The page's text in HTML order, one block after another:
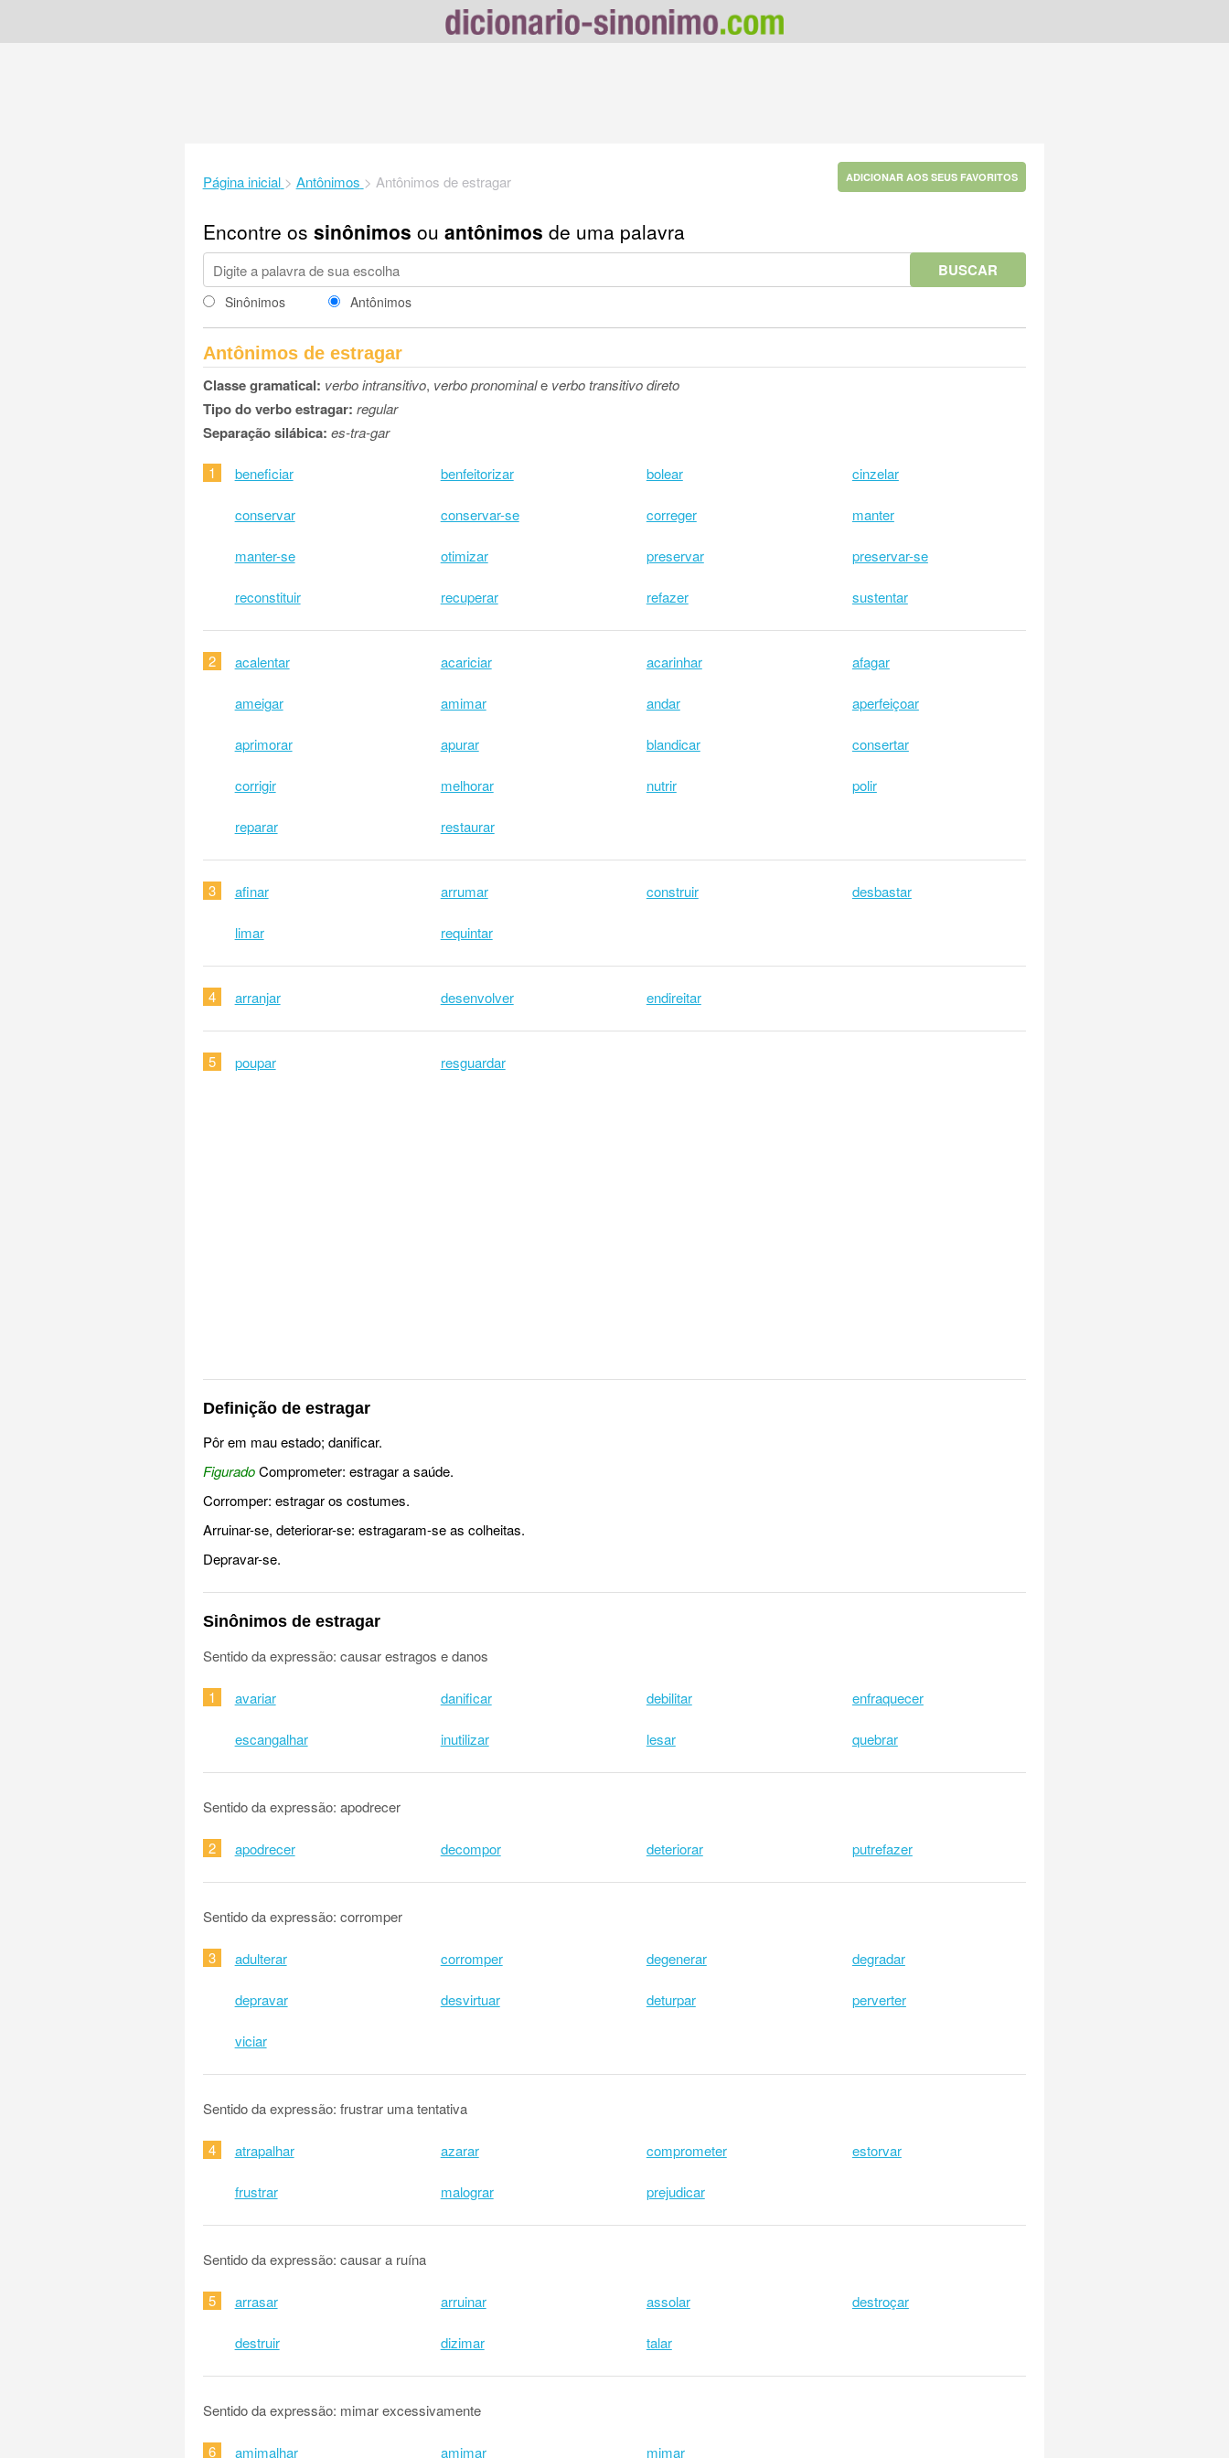
Página inicial > Antônimos > Antônimos de estragar ADICIONAR AOS SEUS FAVORITOS
Encontre os sinônimos ou antônimos de uma palavra
BUSCAR
Sinônimos Antônimos
Antônimos de estragar
Classe gramatical: verbo intransitivo, verbo pronominale verbo transitivo direto
Tipo do verbo estragar: regular
Separação silábica: es-tra-gar
1 beneficiar benfeitorizar bolear cinzelar
conservar conservar-se correger manter
manter-se otimizar preservar preservar-se
reconstituir recuperar refazer sustentar
2 acalentar acariciar acarinhar afagar
ameigar amimar andar aperfeiçoar
aprimorar apurar blandicar consertar
corrigir melhorar nutrir polir
reparar restaurar
3 afinar arrumar construir desbastar
limar requintar
4 arranjar desenvolver endireitar
5 poupar resguardar
Definição de estragar
Pôr em mau estado; danificar.
FiguradoComprometer: estragar a saúde.
Corromper: estragar os costumes.
Arruinar-se, deteriorar-se: estragaram-se as colheitas.
Depravar-se.
Sinônimos de estragar
Sentido da expressão: causar estragos e danos
1 avariar danificar debilitar enfraquecer
escangalhar inutilizar lesar quebrar
Sentido da expressão: apodrecer
2 apodrecer decompor deteriorar putrefazer
Sentido da expressão: corromper
3 adulterar corromper degenerar degradar
depravar desvirtuar deturpar perverter
viciar
Sentido da expressão: frustrar uma tentativa
4 atrapalhar azarar comprometer estorvar
frustrar malograr prejudicar
Sentido da expressão: causar a ruína
5 arrasar arruinar assolar destroçar
destruir dizimar talar
Sentido da expressão: mimar excessivamente
6 amimalhar amimar mimar